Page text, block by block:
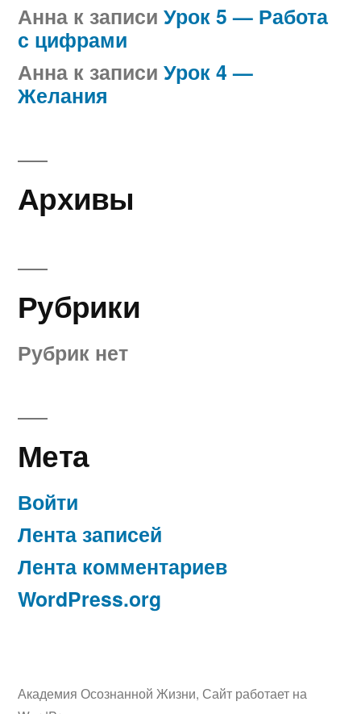
Анна к записи Урок 5 — Работа
с цифрами
Анна к записи Урок 4 —
Желания
Архивы
Рубрики
Рубрик нет
Мета
Войти
Лента записей
Лента комментариев
WordPress.org
Академия Осознанной Жизни, Сайт работает на